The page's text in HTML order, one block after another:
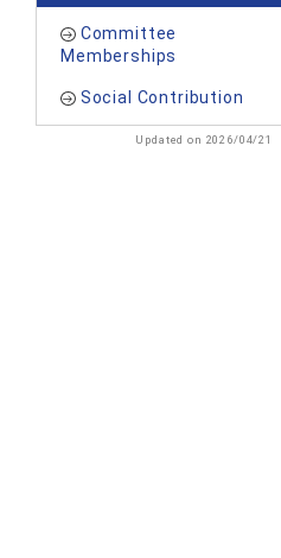
Committee
Memberships
Social Contribution
Updated on 2026/04/21